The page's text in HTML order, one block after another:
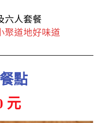
六人套餐
聚道地好味道
點
元